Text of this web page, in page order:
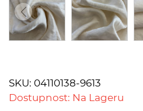
SKU: 04110138-9613
Dostupnost: Na Lageru